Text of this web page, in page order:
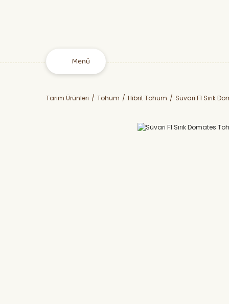
Menü
Tarım Ürünleri Tohum Hibrit Tohum Süvari F1 Sırık